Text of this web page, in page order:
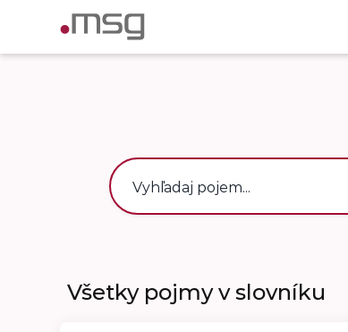
Všetky pojmy v slovníku